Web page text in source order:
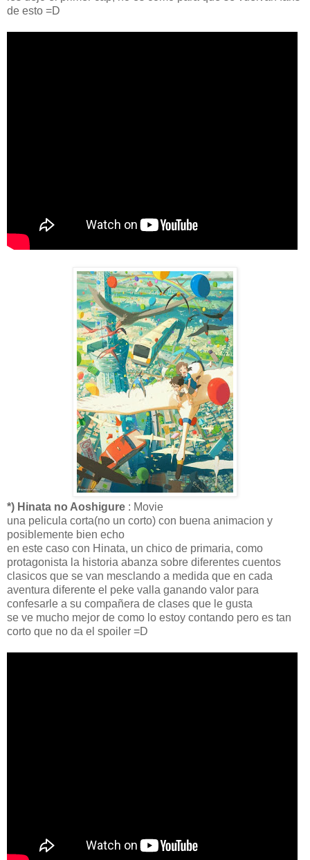
de esto =D
*) Hinata no Aoshigure : Movie
una pelicula corta(no un corto) con buena animacion y
posiblemente bien echo
en este caso con Hinata, un chico de primaria, como
protagonista la historia abanza sobre diferentes cuentos
clasicos que se van mesclando a medida que en cada
aventura diferente el peke valla ganando valor para
confesarle a su compañera de clases que le gusta
se ve mucho mejor de como lo estoy contando pero es tan
corto que no da el spoiler =D